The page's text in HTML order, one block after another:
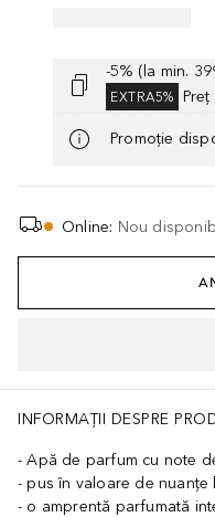
-5% (la min.
EXTRA5%
Promoție
Online: Nou
INFORMAȚII DESPRE
Apă de parfum cu note
pus în valoare de nuanțe
o amprentă parfumată